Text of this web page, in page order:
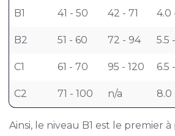
B1 41 - 50 42 - 71 4.0
B2 51 - 60 72 - 94 5.5
C1 61 - 70 95 - 120 6.5
C2 71 - 100 n/a 8.0
Ainsi, le niveau B1 est le premier